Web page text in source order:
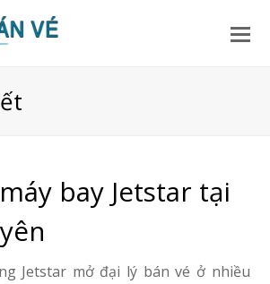
bay Jetstar tại
Jetstar mở đại lý bán vé ở nhiều